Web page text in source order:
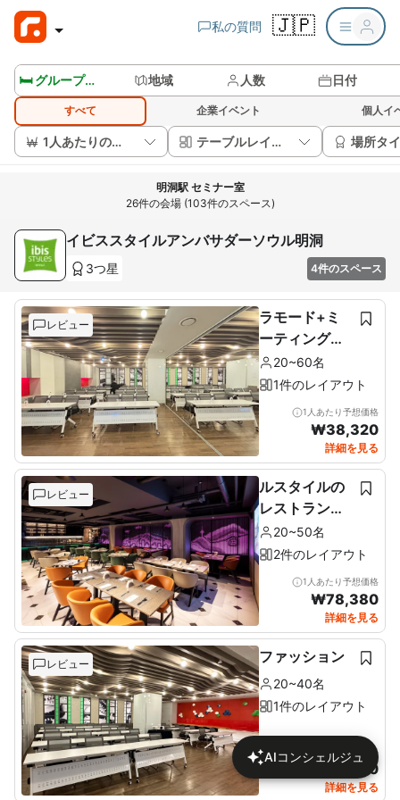
私の質問 🇯🇵
🛏️ グループルームを見る 地域 人数 日付
すべて 企業イベント 個人イ
1人あたりの価格 テーブルレイアウト 場所タ
明洞駅 セミナー室
26件の会場 (103件のスペース)
イビススタイルアンバサダーソウル明洞
3つ星 4件のスペース
レビュー
ラモード+ミ
ーティングル
ーム20~60名
1件のレイアウト
1人あたり予想価格
₩38,320
詳細を見る
レビュー
ルスタイルの
レストラン＆
ルーフトップ
20~50名
2件のレイアウト
1人あたり予想価格
₩78,380
詳細を見る
レビュー ファッション
20~40名
1件のレイアウト
1人あたり予想価格
46,170
詳細を見る
AIコンシェルジュ